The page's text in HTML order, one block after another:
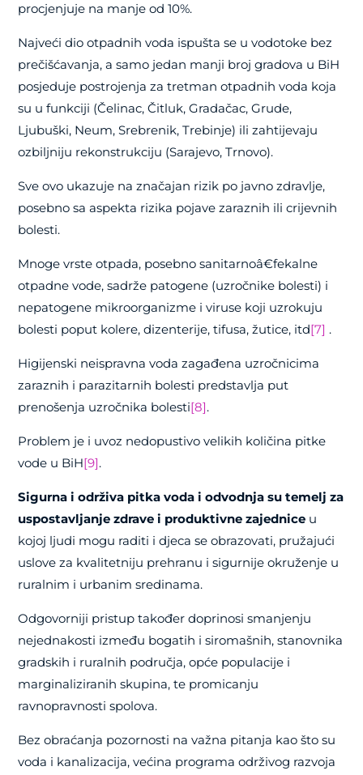
procjenjuje na manje od 10%.
Najveći dio otpadnih voda ispušta se u vodotoke bez
prečišćavanja, a samo jedan manji broj gradova u BiH
posjeduje postrojenja za tretman otpadnih voda koja
su u funkciji (Čelinac, Čitluk, Gradačac, Grude,
Ljubuški, Neum, Srebrenik, Trebinje) ili zahtijevaju
ozbiljniju rekonstrukciju (Sarajevo, Trnovo).
Sve ovo ukazuje na značajan rizik po javno zdravlje,
posebno sa aspekta rizika pojave zaraznih ili crijevnih
bolesti.
Mnoge vrste otpada, posebno sanitarnoâ€fekalne
otpadne vode, sadrže patogene (uzročnike bolesti) i
nepatogene mikroorganizme i viruse koji uzrokuju
bolesti poput kolere, dizenterije, tifusa, žutice, itd[7] .
Higijenski neispravna voda zagađena uzročnicima
zaraznih i parazitarnih bolesti predstavlja put
prenošenja uzročnika bolesti[8].
Problem je i uvoz nedopustivo velikih količina pitke
vode u BiH[9].
Sigurna i održiva pitka voda i odvodnja su temelj za
uspostavljanje zdrave i produktivne zajednice u
kojoj ljudi mogu raditi i djeca se obrazovati, pružajući
uslove za kvalitetniju prehranu i sigurnije okruženje u
ruralnim i urbanim sredinama.
Odgovorniji pristup također doprinosi smanjenju
nejednakosti između bogatih i siromašnih, stanovnika
gradskih i ruralnih područja, opće populacije i
marginaliziranih skupina, te promicanju
ravnopravnosti spolova.
Bez obraćanja pozornosti na važna pitanja kao što su
voda i kanalizacija, većina programa održivog razvoja